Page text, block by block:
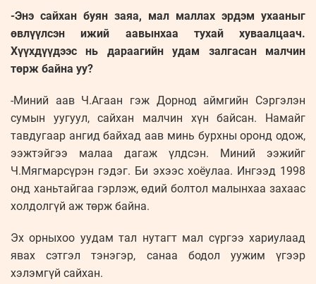
-Энэ сайхан буян заяа, мал маллах эрдэм ухааныг
өвлүүлсэн ижий аавынхаа тухай хуваалцаач.
Хүүхдүүдээс нь дараагийн удам залгасан малчин
төрж байна уу?
-Миний аав Ч.Агаан гэж Дорнод аймгийн Сэргэлэн
сумын уугуул, сайхан малчин хүн байсан. Намайг
тавдугаар ангид байхад аав минь бурхны оронд одож,
ээжтэйгээ малаа дагаж үлдсэн. Миний ээжийг
Ч.Мягмарсүрэн гэдэг. Би эхээс хоёулаа. Ингээд 1998
онд ханьтайгаа гэрлэж, өдий болтол малынхаа захаас
холдолгүй аж төрж байна.
Эх орныхоо уудам тал нутагт мал сүргээ хариулаад
явах сэтгэл тэнэгэр, санаа бодол уужим үгээр
хэлэмгүй сайхан.